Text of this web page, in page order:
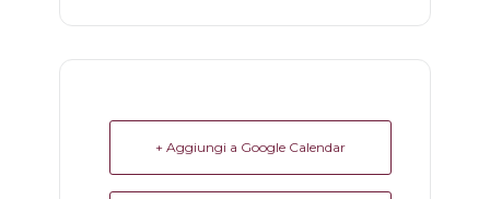
+ Aggiungi a Google Calendar